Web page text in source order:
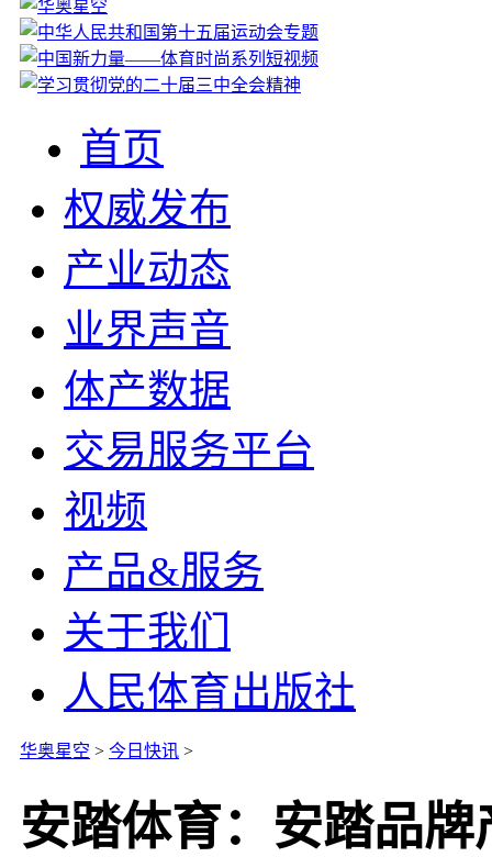
首页
权威发布
产业动态
业界声音
体产数据
交易服务平台
视频
产品&服务
关于我们
人民体育出版社
华奥星空 > 今日快讯 >
安踏体育：安踏品